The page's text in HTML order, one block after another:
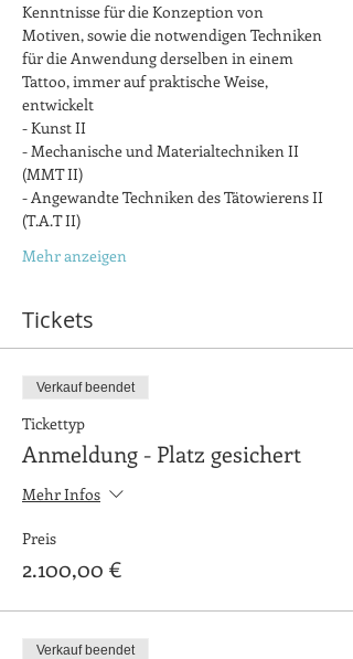
Kenntnisse für die Konzeption von
Motiven, sowie die notwendigen Techniken
für die Anwendung derselben in einem
Tattoo, immer auf praktische Weise,
entwickelt
- Kunst II
- Mechanische und Materialtechniken II
(MMT II)
- Angewandte Techniken des Tätowierens II
(T.A.T II)
Mehr anzeigen
Tickets
Verkauf beendet
Tickettyp
Anmeldung - Platz gesichert
Mehr Infos
Preis
2.100,00 €
Verkauf beendet